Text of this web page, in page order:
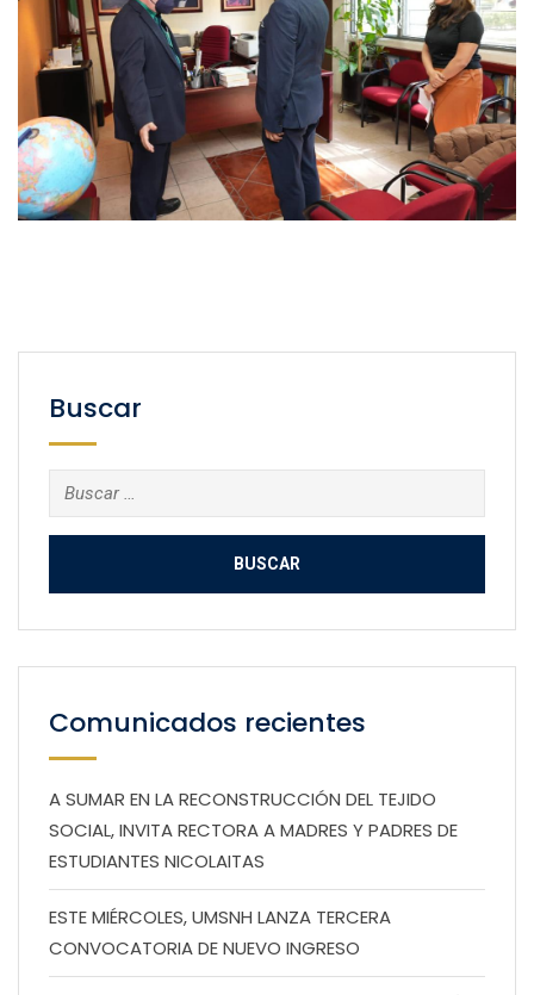
Buscar
Buscar:
Comunicados recientes
A SUMAR EN LA RECONSTRUCCIÓN DEL TEJIDO
SOCIAL, INVITA RECTORA A MADRES Y PADRES DE
ESTUDIANTES NICOLAITAS
ESTE MIÉRCOLES, UMSNH LANZA TERCERA
CONVOCATORIA DE NUEVO INGRESO